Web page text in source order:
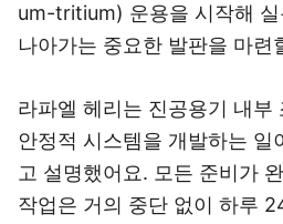
um-tritium) 운용을 시작해 실
나아가는 중요한 발판을 마련
라파엘 헤리는 진공용기 내부
안정적 시스템을 개발하는 일
고 설명했어요. 모든 준비가
작업은 거의 중단 없이 하루